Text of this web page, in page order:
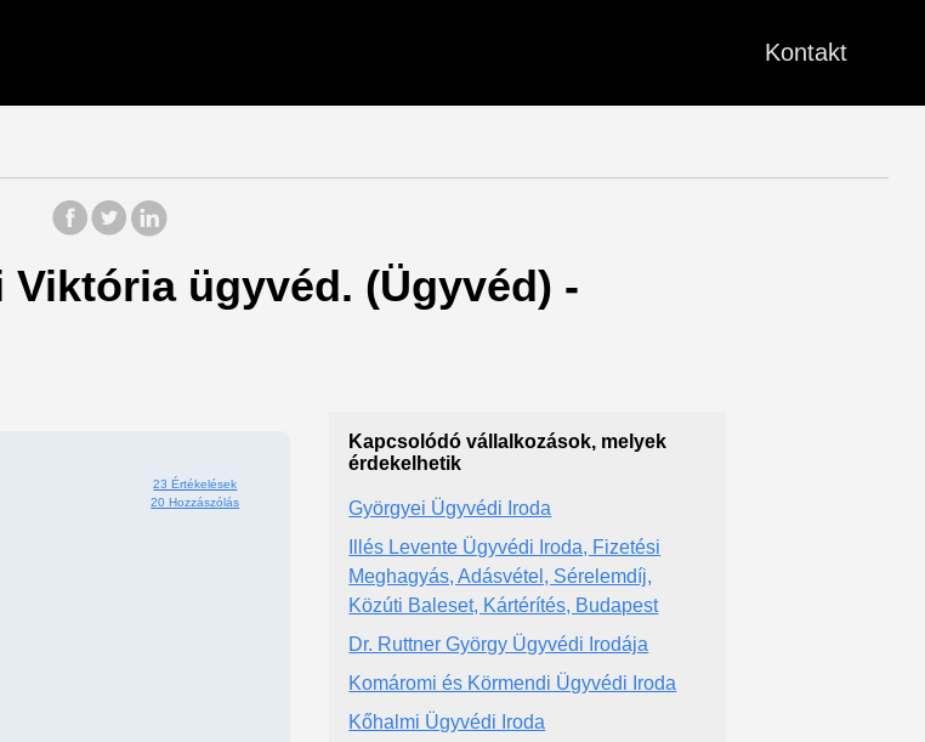
Kontakt
ügyvéd. (Ügyvéd) -
23 Értékelések
20 Hozzászólás
Kapcsolódó vállalkozások, melyek
érdekelhetik
Györgyei Ügyvédi Iroda
Illés Levente Ügyvédi Iroda, Fizetési
Meghagyás, Adásvétel, Sérelemdíj,
Közúti Baleset, Kártérítés, Budapest
Dr. Ruttner György Ügyvédi Irodája
Komáromi és Körmendi Ügyvédi Iroda
Kőhalmi Ügyvédi Iroda